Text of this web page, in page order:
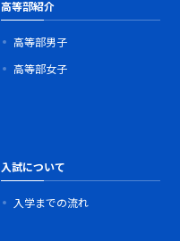
高等部紹介
高等部男子
高等部女子
入試について
入学までの流れ